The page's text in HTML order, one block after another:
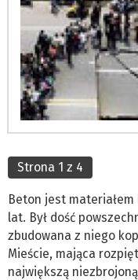
Strona 1 z 4
Beton jest
lat. Był dość
zbudowana z niego
Mieście, mająca
największą